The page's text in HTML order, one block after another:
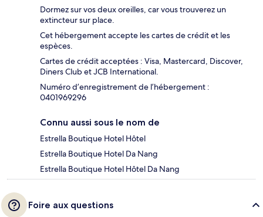
Dormez sur vos deux oreilles, car vous trouverez un
extincteur sur place.
Cet hébergement accepte les cartes de crédit et les
espèces.
Cartes de crédit acceptées : Visa, Mastercard, Discover,
Diners Club et JCB International.
Numéro d’enregistrement de l’hébergement :
0401969296
Connu aussi sous le nom de
Estrella Boutique Hotel Hôtel
Estrella Boutique Hotel Da Nang
Estrella Boutique Hotel Hôtel Da Nang
Foire aux questions